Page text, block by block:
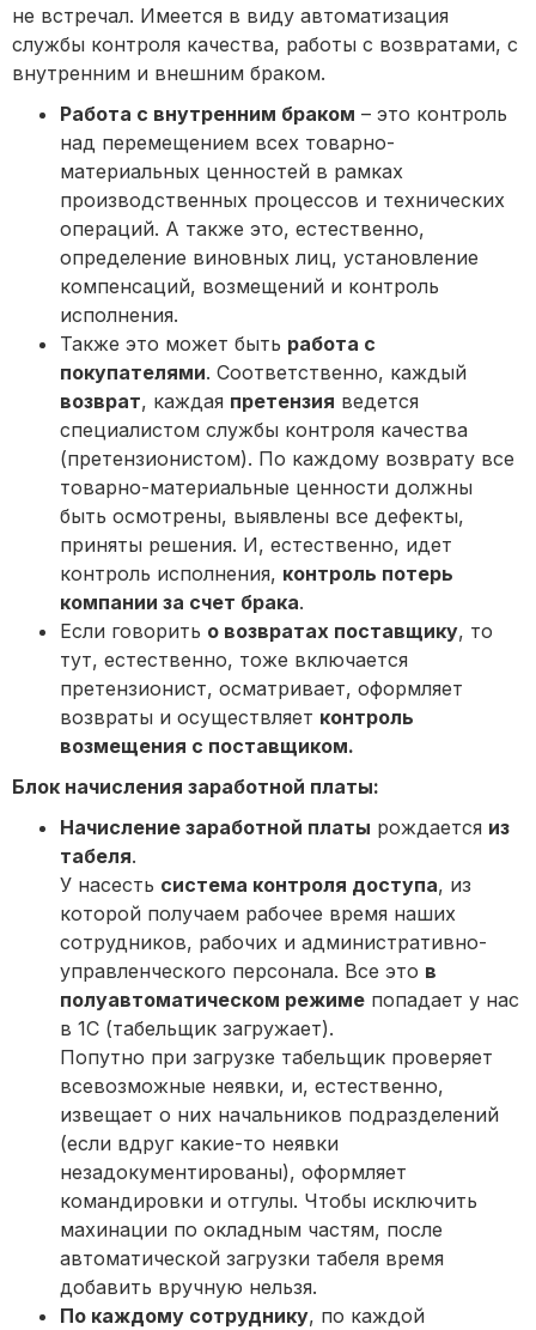
не встречал. Имеется в виду автоматизация
службы контроля качества, работы с возвратами, с
внутренним и внешним браком.
Работа с внутренним браком – это контроль
над перемещением всех товарно-
материальных ценностей в рамках
производственных процессов и технических
операций. А также это, естественно,
определение виновных лиц, установление
компенсаций, возмещений и контроль
исполнения.
Также это может быть работа с
покупателями. Соответственно, каждый
возврат, каждая претензия ведется
специалистом службы контроля качества
(претензионистом). По каждому возврату все
товарно-материальные ценности должны
быть осмотрены, выявлены все дефекты,
приняты решения. И, естественно, идет
контроль исполнения, контроль потерь
компании за счет брака.
Если говорить о возвратах поставщику, то
тут, естественно, тоже включается
претензионист, осматривает, оформляет
возвраты и осуществляет контроль
возмещения с поставщиком.
Блок начисления заработной платы:
Начисление заработной платы рождается из
табеля.
У насесть система контроля доступа, из
которой получаем рабочее время наших
сотрудников, рабочих и административно-
управленческого персонала. Все это в
полуавтоматическом режиме попадает у нас
в 1С (табельщик загружает).
Попутно при загрузке табельщик проверяет
всевозможные неявки, и, естественно,
извещает о них начальников подразделений
(если вдруг какие-то неявки
незадокументированы), оформляет
командировки и отгулы. Чтобы исключить
махинации по окладным частям, после
автоматической загрузки табеля время
добавить вручную нельзя.
По каждому сотруднику, по каждой